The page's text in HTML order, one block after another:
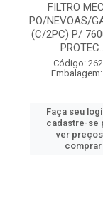
FILTRO
PO/NEVOAS/
(C/2PC) P/
Código:
Embalagem:
Faça seu
cadastre-se
ver
comprar